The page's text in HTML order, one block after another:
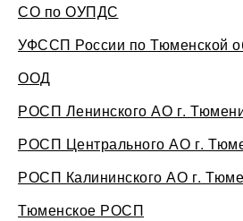
СО по ОУПДС
УФССП России по Тюменской
ООД
РОСП Ленинского АО г.
РОСП Центрального АО г.
РОСП Калининского АО г.
Тюменское РОСП